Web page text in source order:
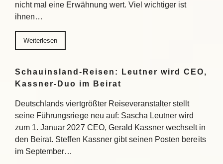
nicht mal eine Erwähnung wert. Viel wichtiger ist
ihnen…
Weiterlesen
Schauinsland-Reisen: Leutner wird CEO,
Kassner-Duo im Beirat
Deutschlands viertgrößter Reiseveranstalter stellt
seine Führungsriege neu auf: Sascha Leutner wird
zum 1. Januar 2027 CEO, Gerald Kassner wechselt in
den Beirat. Steffen Kassner gibt seinen Posten bereits
im September…